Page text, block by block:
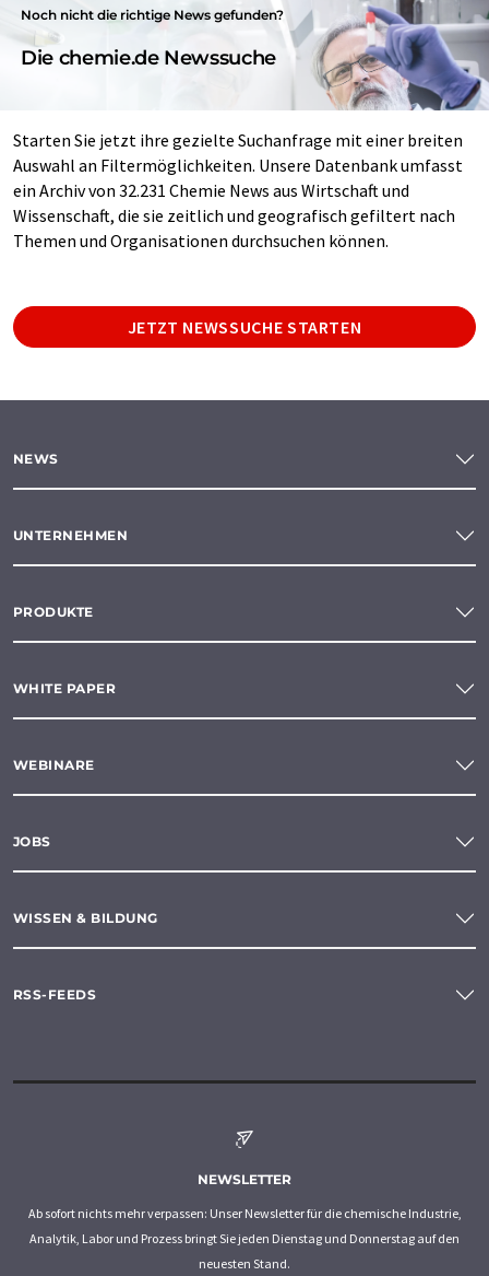
Noch nicht die richtige News gefunden?
Die chemie.de Newssuche
Starten Sie jetzt ihre gezielte Suchanfrage mit einer breiten
Auswahl an Filtermöglichkeiten. Unsere Datenbank umfasst
ein Archiv von 32.231 Chemie News aus Wirtschaft und
Wissenschaft, die sie zeitlich und geografisch gefiltert nach
Themen und Organisationen durchsuchen können.
JETZT NEWSSUCHE STARTEN
NEWS
UNTERNEHMEN
PRODUKTE
WHITE PAPER
WEBINARE
JOBS
WISSEN & BILDUNG
RSS-FEEDS
NEWSLETTER
Ab sofort nichts mehr verpassen: Unser Newsletter für die chemische Industrie,
Analytik, Labor und Prozess bringt Sie jeden Dienstag und Donnerstag auf den
neuesten Stand.